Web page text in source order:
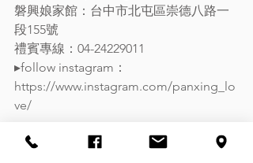
磐興娘家館：台中市北屯區崇德八路一
段155號
禮賓專線：04-24229011
▸follow instagram：
https://www.instagram.com/panxing_lo
ve/